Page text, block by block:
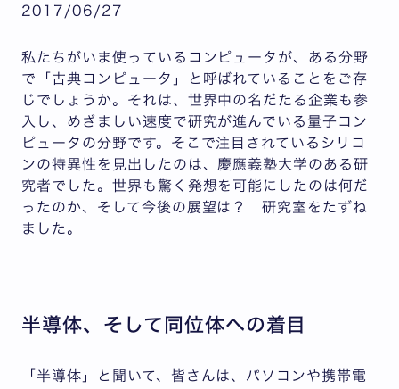
2017/06/27
私たちがいま使っているコンピュータが、ある分野
で「古典コンピュータ」と呼ばれていることをご存
じでしょうか。それは、世界中の名だたる企業も参
入し、めざましい速度で研究が進んでいる量子コン
ピュータの分野です。そこで注目されているシリコ
ンの特異性を見出したのは、慶應義塾大学のある研
究者でした。世界も驚く発想を可能にしたのは何だ
ったのか、そして今後の展望は？ 研究室をたずね
ました。
半導体、そして同位体への着目
「半導体」と聞いて、皆さんは、パソコンや携帯電